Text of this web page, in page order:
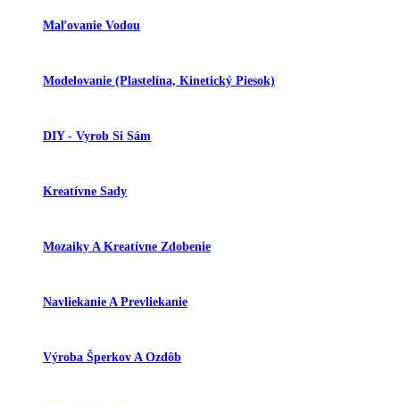
Maľovanie Vodou
Modelovanie (plastelína, Kinetický Piesok)
DIY - Vyrob Si Sám
Kreatívne Sady
Mozaiky A Kreatívne Zdobenie
Navliekanie A Prevliekanie
Výroba Šperkov A Ozdôb